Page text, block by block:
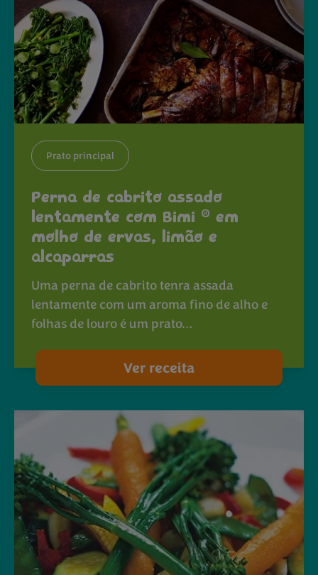
Prato principal
Perna de cabrito assado
lentamente com Bimi ® em
molho de ervas, limão e
alcaparras
Uma perna de cabrito tenra assada
lentamente com um aroma fino de alho e
folhas de louro é um prato…
Ver receita